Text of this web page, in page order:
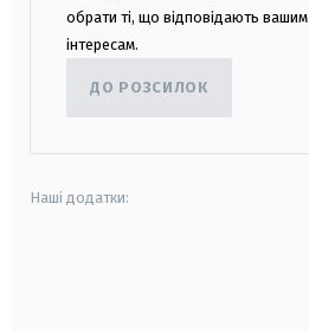
обрати ті, що відповідають вашим
інтересам.
ДО РОЗСИЛОК
Наші додатки: